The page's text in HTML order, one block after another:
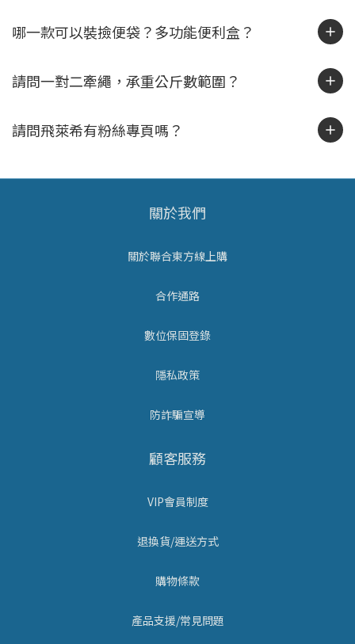
哪一款可以裝撿便袋？多功能便利盒？
請問一對二牽繩，承重公斤數範圍？
請問飛萊希有粉絲專頁嗎？
關於我們
關於聯合東方線上購
合作通路
數位保固登錄
隱私政策
防詐騙宣導
顧客服務
VIP會員制度
退換貨/運送方式
購物條款
產品支援/常見問題